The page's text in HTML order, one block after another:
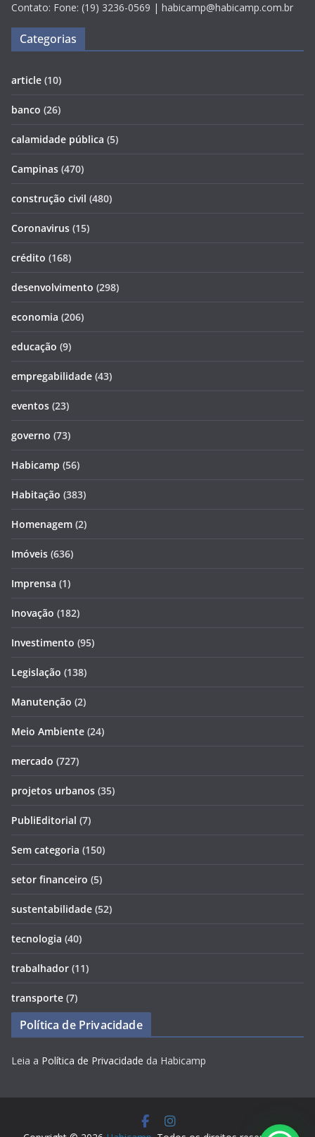
Contato: Fone: (19) 3236-0569 | habicamp@habicamp.com.br
Categorias
article (10)
banco (26)
calamidade pública (5)
Campinas (470)
construção civil (480)
Coronavirus (15)
crédito (168)
desenvolvimento (298)
economia (206)
educação (9)
empregabilidade (43)
eventos (23)
governo (73)
Habicamp (56)
Habitação (383)
Homenagem (2)
Imóveis (636)
Imprensa (1)
Inovação (182)
Investimento (95)
Legislação (138)
Manutenção (2)
Meio Ambiente (24)
mercado (727)
projetos urbanos (35)
PubliEditorial (7)
Sem categoria (150)
setor financeiro (5)
sustentabilidade (52)
tecnologia (40)
trabalhador (11)
transporte (7)
Política de Privacidade
Leia a Política de Privacidade da Habicamp